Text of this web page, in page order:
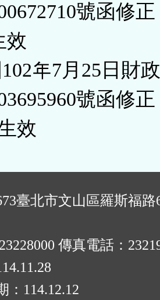
號函修
效
年7月25日財
號函修
效
臺北市文山區羅斯福路
傳真電話：
： 114.12.12